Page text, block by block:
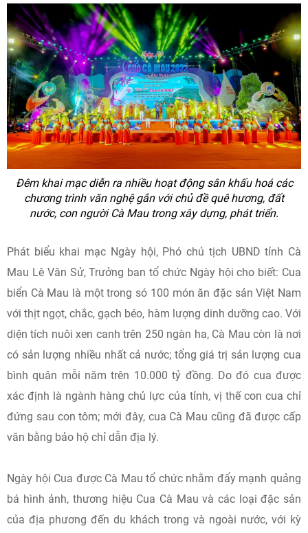
Đêm khai mạc diễn ra nhiều hoạt động sân khấu hoá các
chương trình văn nghệ gắn với chủ đề quê hương, đất
nước, con người Cà Mau trong xây dựng, phát triển.
Phát biểu khai mạc Ngày hội, Phó chủ tịch UBND tỉnh Cà
Mau Lê Văn Sử, Trưởng ban tổ chức Ngày hội cho biết: Cua
biển Cà Mau là một trong só 100 món ăn đặc sản Việt Nam
với thịt ngọt, chắc, gạch béo, hàm lượng dinh dưỡng cao. Với
diện tích nuôi xen canh trên 250 ngàn ha, Cà Mau còn là nơi
có sản lượng nhiều nhất cả nước; tổng giá trị sản lượng cua
bình quân mỗi năm trên 10.000 tỷ đồng. Do đó cua được
xác định là ngành hàng chủ lực của tỉnh, vị thế con cua chỉ
đứng sau con tôm; mới đây, cua Cà Mau cũng đã được cấp
văn bằng bảo hộ chỉ dẫn địa lý.
Ngày hội Cua được Cà Mau tổ chức nhằm đẩy mạnh quảng
bá hình ảnh, thương hiệu Cua Cà Mau và các loại đặc sản
của địa phương đến du khách trong và ngoài nước, với kỳ